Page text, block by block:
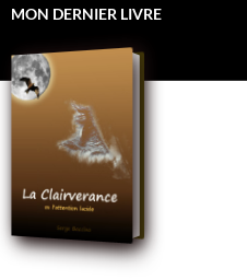
MON DERNIER LIVRE